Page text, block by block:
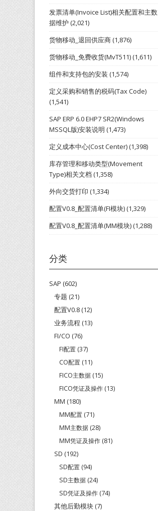
发票清单(Invoice List)相关配置和主数
据维护 (2,021)
货物移动_退回供应商(1,876)
货物移动_免费收货(MvT511)(1,611)
组件和支持包的安装 (1,574)
定义采购和销售的税码(Tax Code)
(1,541)
SAP ERP 6.0 EHP7 SR2(Windows
MSSQL版)安装说明 (1,473)
定义成本中心(Cost Center)(1,398)
库存管理和移动类型(Movement
Type)相关文档 (1,358)
外向交货打印 (1,334)
配置V0.8_配置清单(FI模块)(1,329)
配置V0.8_配置清单(MM模块)(1,288)
分类
SAP (602)
专题 (21)
配置V0.8 (12)
业务流程 (13)
FI/CO (76)
FI配置 (37)
CO配置 (11)
FICO主数据 (15)
FICO凭证及操作 (13)
MM (180)
MM配置 (71)
MM主数据 (28)
MM凭证及操作 (81)
SD (192)
SD配置 (94)
SD主数据 (24)
SD凭证及操作 (74)
其他后勤模块 (7)